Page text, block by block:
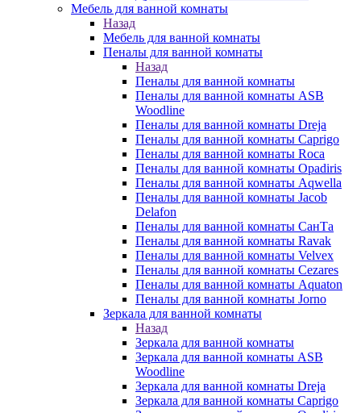
Мебель для ванной комнаты
Назад
Мебель для ванной комнаты
Пеналы для ванной комнаты
Назад
Пеналы для ванной комнаты
Пеналы для ванной комнаты ASB
Woodline
Пеналы для ванной комнаты Dreja
Пеналы для ванной комнаты Caprigo
Пеналы для ванной комнаты Roca
Пеналы для ванной комнаты Opadiris
Пеналы для ванной комнаты Aqwella
Пеналы для ванной комнаты Jacob
Delafon
Пеналы для ванной комнаты СанТа
Пеналы для ванной комнаты Ravak
Пеналы для ванной комнаты Velvex
Пеналы для ванной комнаты Cezares
Пеналы для ванной комнаты Aquaton
Пеналы для ванной комнаты Jorno
Зеркала для ванной комнаты
Назад
Зеркала для ванной комнаты
Зеркала для ванной комнаты ASB
Woodline
Зеркала для ванной комнаты Dreja
Зеркала для ванной комнаты Caprigo